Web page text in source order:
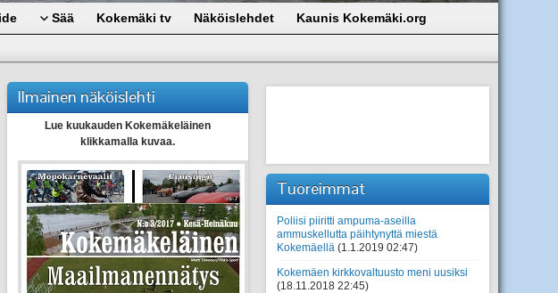
Sää Kokemäki tv Näköislehdet Kaunis Kokemäki.org
Ilmainen näköislehti
Lue kuukauden Kokemäkeläinen
klikkamalla kuvaa.
Tuoreimmat
Poliisi piiritti ampuma-aseilla
ammuskellutta päihtynyttä miestä
Kokemäellä (1.1.2019 02:47)
Kokemäen kirkkovaltuusto meni uusiksi
(18.11.2018 22:45)